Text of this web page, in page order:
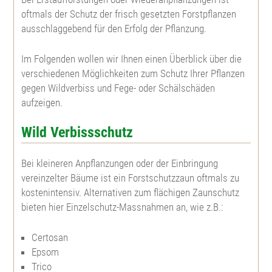
Große Küstentanne
Koreatanne
Nordmannstanne
Niccotanne
Pazífische Edeltanne
Weißtanne
Veitchtanne
Zeder
Spitzahorn
Bergahorn
Roterle, Schwarzerle
Weißerle, Grauerle
Bronzebirke, Lindenblättrige Birke
Sandbirke, Hänge-Birke
Moorbirke
Hainbuche, Weißbuche
Topfpflanzen
Weißtanne
Große Küstentanne
Pazífische Edeltanne
Nordmannstanne
Himalaya Zeder
Europäische Lärche
Japanische Lärche
Feld- u. Landschaftsgehölze
Feldahorn
Feuerahorn
Roßkastanie
Kanadische Felsenbirne
Roter Sauerdorn
Edelkastanie
Heckenpflanzen
Berberitze, Sauerdorn
Hainbuche
Rotbuche
Blutbuche
Frostharter Liguster
Herkunftsgebietseinteilungen
Weihnachtsbaumjungpflanzen
Abies bormmuelleriana
Abies fraseri
Abies koreana
Pflanzenbedarfstabelle
Gatterbau
Kulturpflege
Forstschutz
oftmals der Schutz der frisch gesetzten Forstpflanzen
ausschlaggebend für den Erfolg der Pflanzung.
Im Folgenden wollen wir Ihnen einen Überblick über die
verschiedenen Möglichkeiten zum Schutz Ihrer Pflanzen
gegen Wildverbiss und Fege- oder Schälschäden
aufzeigen.
Wild Verbissschutz
Bei kleineren Anpflanzungen oder der Einbringung
vereinzelter Bäume ist ein Forstschutzzaun oftmals zu
kostenintensiv. Alternativen zum flächigen Zaunschutz
bieten hier Einzelschutz-Massnahmen an, wie z.B.:
Certosan
Epsom
Trico